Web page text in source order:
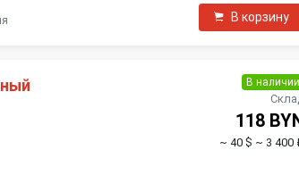
В корзину
В наличии
118
~ 40 $ ~ 3 400